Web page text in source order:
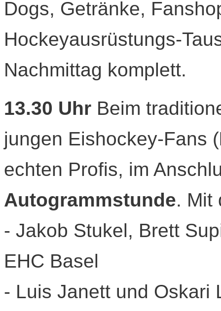
Dogs, Getränke,
Hockeyausrüstungs-
Nachmittag komplett.
13.30 Uhr Beim
jungen Eishockey-Fans (
echten Profis, im
Autogrammstunde. Mit
- Jakob Stukel, Brett
EHC Basel
- Luis Janett und Oskari